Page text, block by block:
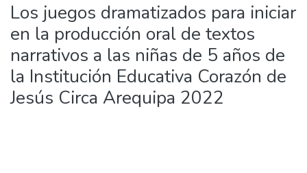
Los juegos dramatizados para iniciar
en la producción oral de textos
narrativos a las niñas de 5 años de
la Institución Educativa Corazón de
Jesús Circa Arequipa 2022